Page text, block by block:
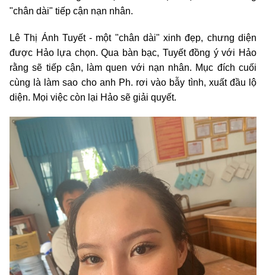
"chân dài" tiếp cận nạn nhân.
Lê Thị Ánh Tuyết - một "chân dài" xinh đẹp, chưng diện
được Hảo lựa chọn. Qua bàn bạc, Tuyết đồng ý với Hảo
rằng sẽ tiếp cận, làm quen với nạn nhân. Mục đích cuối
cùng là làm sao cho anh Ph. rơi vào bẫy tình, xuất đầu lộ
diện. Mọi việc còn lại Hảo sẽ giải quyết.